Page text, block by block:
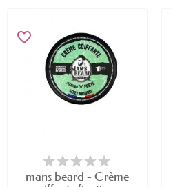
favorite_border
mans beard - Crème